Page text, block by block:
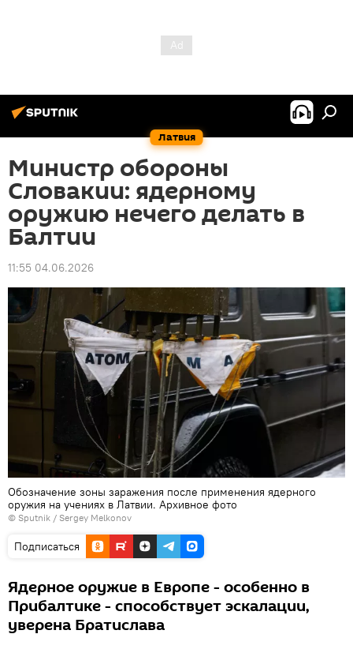
Латвия
Министр обороны
Словакии: ядерному
оружию нечего делать в
Балтии
11:55 04.06.2026
Обозначение зоны заражения после применения ядерного
оружия на учениях в Латвии. Архивное фото
© Sputnik / Sergey Melkonov
Подписаться
Ядерное оружие в Европе - особенно в
Прибалтике - способствует эскалации,
уверена Братислава